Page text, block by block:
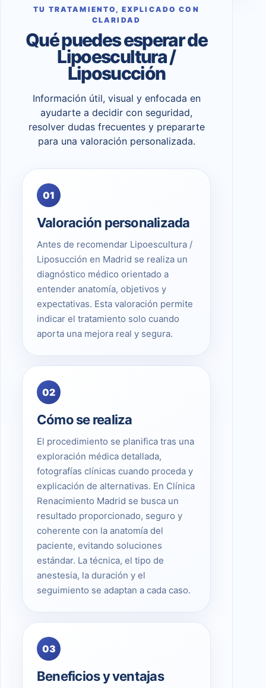
TU TRATAMIENTO, EXPLICADO CON
CLARIDAD
Qué puedes esperar de
Lipoescultura /
Liposucción
Información útil, visual y enfocada en
ayudarte a decidir con seguridad,
resolver dudas frecuentes y prepararte
para una valoración personalizada.
01
Valoración personalizada
Antes de recomendar Lipoescultura /
Liposucción en Madrid se realiza un
diagnóstico médico orientado a
entender anatomía, objetivos y
expectativas. Esta valoración permite
indicar el tratamiento solo cuando
aporta una mejora real y segura.
02
Cómo se realiza
El procedimiento se planifica tras una
exploración médica detallada,
fotografías clínicas cuando proceda y
explicación de alternativas. En Clínica
Renacimiento Madrid se busca un
resultado proporcionado, seguro y
coherente con la anatomía del
paciente, evitando soluciones
estándar. La técnica, el tipo de
anestesia, la duración y el
seguimiento se adaptan a cada caso.
03
Beneficios y ventajas